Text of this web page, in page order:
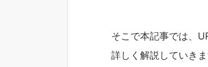
そこで本記事では、
詳しく解説していき